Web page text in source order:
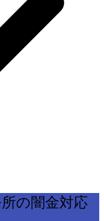
の闇金対応